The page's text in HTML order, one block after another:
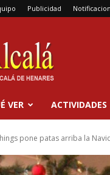
Publicidad
VER ACTIVIDADES
pone patas arriba la